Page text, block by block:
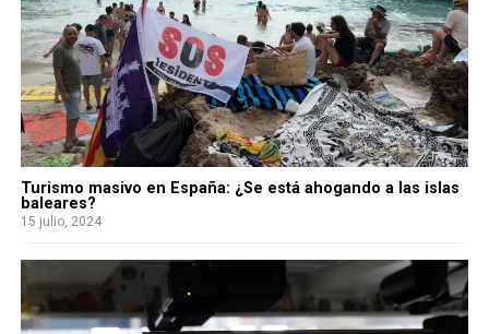
Turismo masivo en España: ¿Se está ahogando a las islas
baleares?
15 julio, 2024